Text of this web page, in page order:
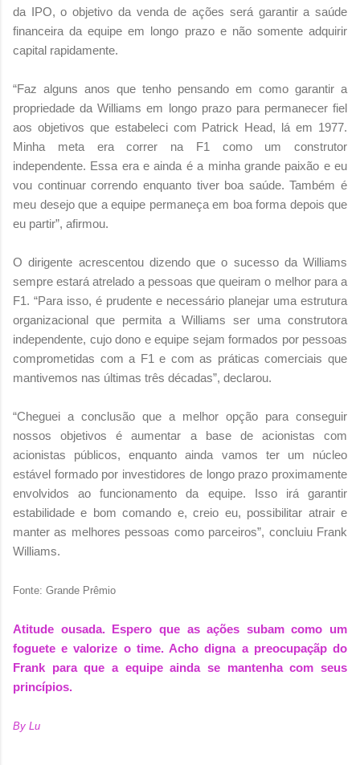
da IPO, o objetivo da venda de ações será garantir a saúde
financeira da equipe em longo prazo e não somente adquirir
capital rapidamente.
“Faz alguns anos que tenho pensando em como garantir a
propriedade da Williams em longo prazo para permanecer fiel
aos objetivos que estabeleci com Patrick Head, lá em 1977.
Minha meta era correr na F1 como um construtor
independente. Essa era e ainda é a minha grande paixão e eu
vou continuar correndo enquanto tiver boa saúde. Também é
meu desejo que a equipe permaneça em boa forma depois que
eu partir”, afirmou.
O dirigente acrescentou dizendo que o sucesso da Williams
sempre estará atrelado a pessoas que queiram o melhor para a
F1. “Para isso, é prudente e necessário planejar uma estrutura
organizacional que permita a Williams ser uma construtora
independente, cujo dono e equipe sejam formados por pessoas
comprometidas com a F1 e com as práticas comerciais que
mantivemos nas últimas três décadas”, declarou.
“Cheguei a conclusão que a melhor opção para conseguir
nossos objetivos é aumentar a base de acionistas com
acionistas públicos, enquanto ainda vamos ter um núcleo
estável formado por investidores de longo prazo proximamente
envolvidos ao funcionamento da equipe. Isso irá garantir
estabilidade e bom comando e, creio eu, possibilitar atrair e
manter as melhores pessoas como parceiros”, concluiu Frank
Williams.
Fonte: Grande Prêmio
Atitude ousada. Espero que as ações subam como um
foguete e valorize o time. Acho digna a preocupaçãp do
Frank para que a equipe ainda se mantenha com seus
princípios.
By Lu